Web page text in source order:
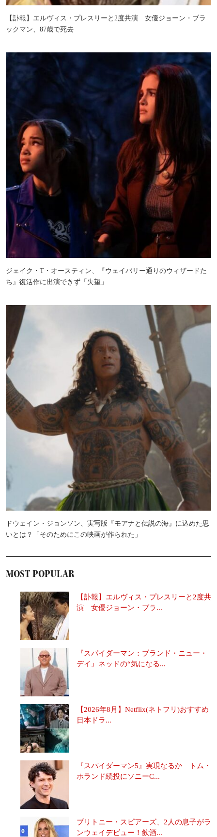
【訃報】エルヴィス・プレスリーと2度共演 女優ジョーン・ブラ
ックマン、87歳で死去
ジェイク・T・オースティン、『ウェイバリー通りのウィザードた
ち』復活作に出演できず「失望」
ドウェイン・ジョンソン、実写版『モアナと伝説の海』に込めた思
いとは？「そのためにこの映画が作られた」
MOST POPULAR
【訃報】エルヴィス・プレスリーと2度共
演 女優ジョーン・ブラ...
『スパイダーマン：ブランド・ニュー・
デイ』ネッドの“気になる...
【2026年8月】Netflix(ネトフリ)おすすめ
日本ドラ...
『スパイダーマン5』実現なるか トム・
ホランド続投にソニーC...
ブリトニー・スピアーズ、2人の息子がラ
ンウェイデビュー！飲酒...